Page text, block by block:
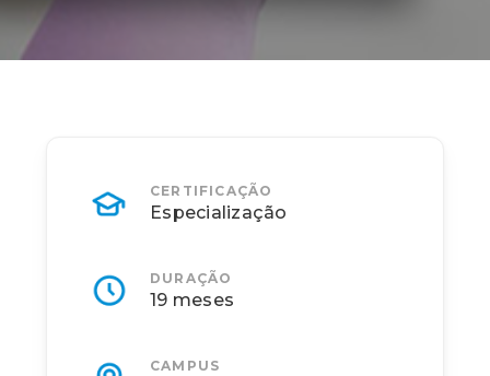
CERTIFICAÇÃO
Especialização
DURAÇÃO
19 meses
CAMPUS